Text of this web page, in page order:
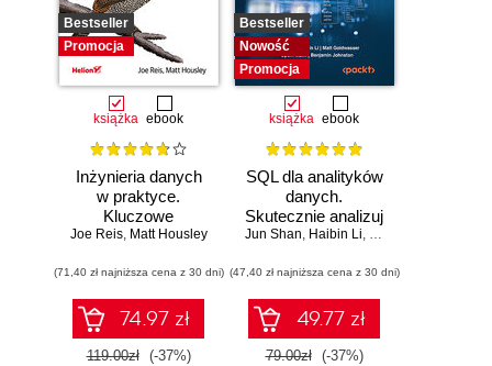
Bestseller
Promocja
książka ebook
Inżynieria danych
w praktyce.
Kluczowe
koncepcje i
technologie
Joe Reis, Matt Housley
(71,40 zł najniższa cena z 30 dni)
74.97 zł
119.00zł (-37%)
Bestseller
Nowość
Promocja
książka ebook
SQL dla analityków
danych.
Skutecznie analizuj
dane, wyciągaj
wnioski i opanuj
zaawansowany
SQL na potrzeby
praktycznych
zastosowań.
Jun Shan, Haibin Li, Matt Goldwasser
(47,40 zł najniższa cena z 30 dni)
49.77 zł
79.00zł (-37%)